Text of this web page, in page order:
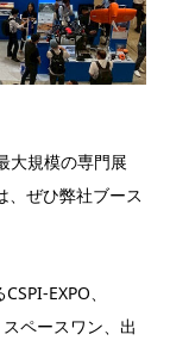
大規模の専門展
、ぜひ弊社ブース
EXPO、
ペースワン、出